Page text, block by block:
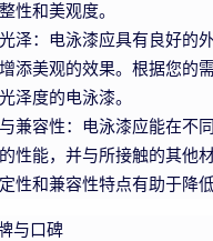
性和美观度。
泽：电泳漆应具有良好的
添美观的效果。根据您的
泽度的电泳漆。
兼容性：电泳漆应能在不
性能，并与所接触的其他
性和兼容性特点有助于降
与口碑